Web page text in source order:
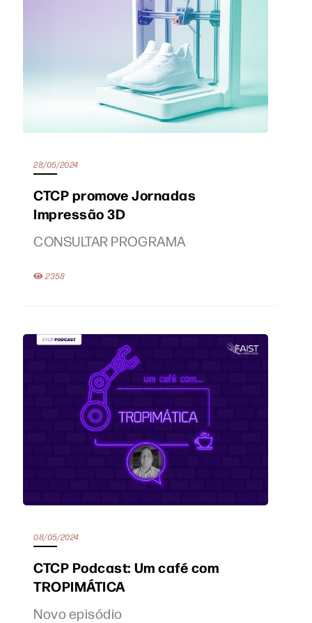
28/05/2024
CTCP promove Jornadas
Impressão 3D
CONSULTAR PROGRAMA
2358
08/05/2024
CTCP Podcast: Um café com
TROPIMÁTICA
Novo episódio